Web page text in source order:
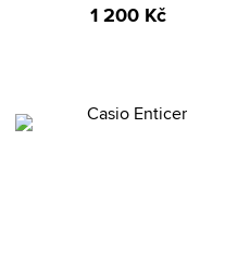
1 200 Kč